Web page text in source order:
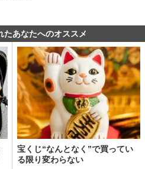
たあなたへのオススメ
宝くじ“なんとなく”で買ってい
る限り変わらない